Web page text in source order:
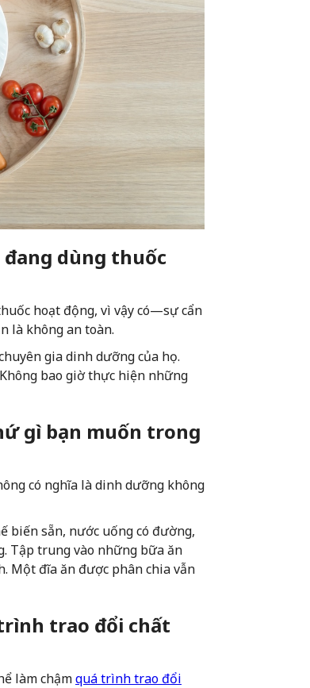
dùng thuốc
hoạt động, vì vậy có—sự cẩn
là không an toàn.
gia dinh dưỡng của họ.
bao giờ thực hiện những
gì bạn muốn trong
có nghĩa là dinh dưỡng không
biến sẵn, nước uống có đường,
Tập trung vào những bữa ăn
Một đĩa ăn được phân chia vẫn
trao đổi chất
làm chậmquá trình trao đổi